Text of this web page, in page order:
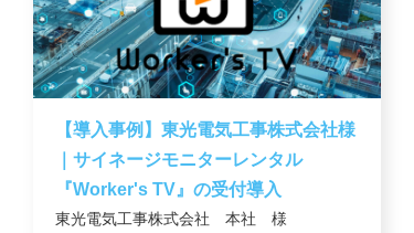
【導入事例】東光電気工事株式会社様
｜サイネージモニターレンタル
『Worker's TV』の受付導入
東光電気工事株式会社 本社 様